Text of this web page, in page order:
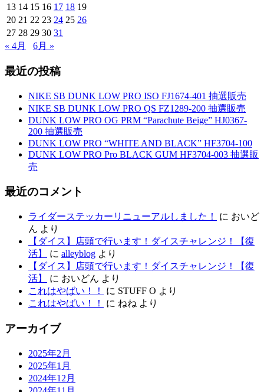
13 14 15 16 17 18 19
20 21 22 23 24 25 26
27 28 29 30 31
« 4月
6月 »
最近の投稿
NIKE SB DUNK LOW PRO ISO FJ1674-401 抽選販売
NIKE SB DUNK LOW PRO QS FZ1289-200 抽選販売
DUNK LOW PRO OG PRM “Parachute Beige” HJ0367-
200 抽選販売
DUNK LOW PRO “WHITE AND BLACK” HF3704-100
DUNK LOW PRO Pro BLACK GUM HF3704-003 抽選販
売
最近のコメント
ライダーステッカーリニューアルしました！ に おいど
ん より
【ダイス】店頭で行います！ダイスチャレンジ！【復
活】
に alleyblog より
【ダイス】店頭で行います！ダイスチャレンジ！【復
活】
に おいどん より
これはやばい！！
に STUFF O より
これはやばい！！
に ねね より
アーカイブ
2025年2月
2025年1月
2024年12月